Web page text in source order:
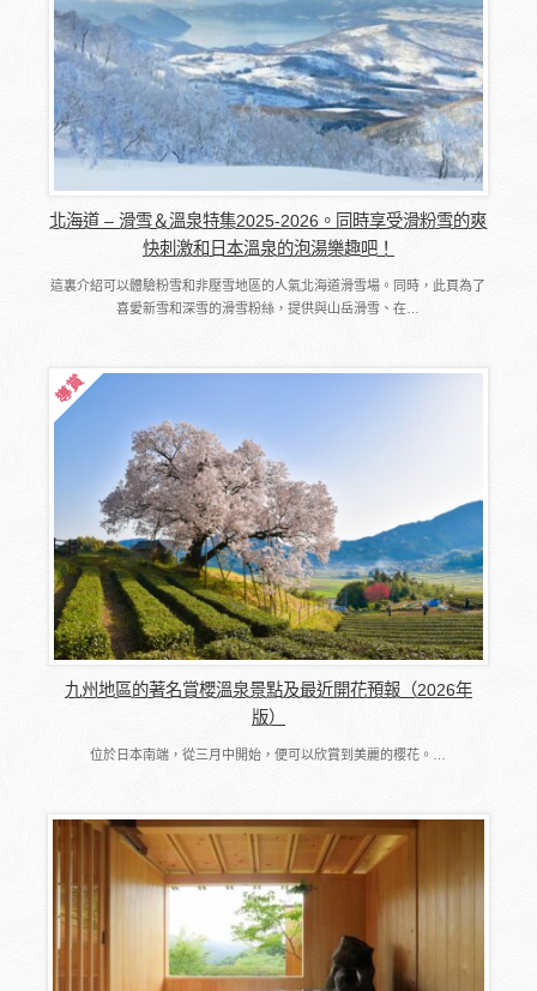
北海道 – 滑雪＆溫泉特集2025-2026。同時享受滑粉雪的爽
快刺激和日本溫泉的泡湯樂趣吧！
這裏介紹可以體驗粉雪和非壓雪地區的人氣北海道滑雪場。同時，此頁為了
喜愛新雪和深雪的滑雪粉絲，提供與山岳滑雪、在…
九州地區的著名賞櫻溫泉景點及最近開花預報（2026年
版）
位於日本南端，從三月中開始，便可以欣賞到美麗的櫻花。…